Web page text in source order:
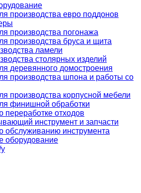
производства евро поддонов
производства погонажа
производства бруса и щита
ламели
столярных изделий
деревянного домостроения
производства шпона и работы со
производства корпусной мебели
финишной обработки
переработке отходов
инструмент и запчасти
обслуживанию инструмента
оборудование